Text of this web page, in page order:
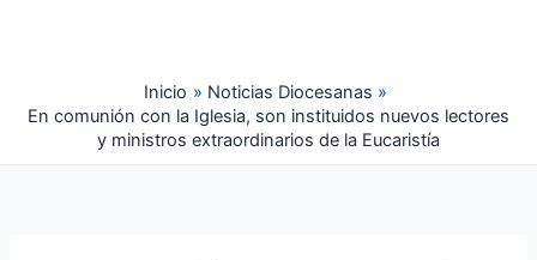
Inicio
Noticias Diocesanas
En comunión con la Iglesia, son instituidos nuevos lectores
y ministros extraordinarios de la Eucaristía